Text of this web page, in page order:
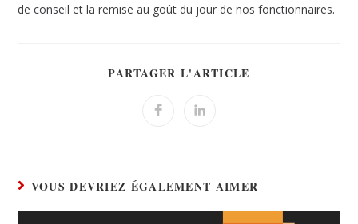
de conseil et la remise au goût du jour de nos fonctionnaires.
PARTAGER L'ARTICLE
VOUS DEVRIEZ ÉGALEMENT AIMER